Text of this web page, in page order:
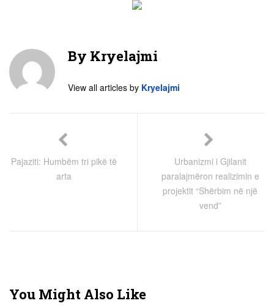
By Kryelajmi
View all articles by Kryelajmi
Pajaziti: Humbëm tri pikë të
arta
Urbanizmi i Gjilanit
paralajmëron realizimin e
projektit “Shërbim në një
vend”
You Might Also Like